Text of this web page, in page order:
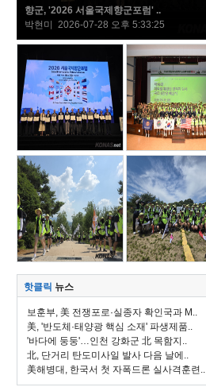
향군, '2026 서울국제향군포럼' ..
박현미 2026-07-28 오후 5:33:25
핫클릭 뉴스
보훈부, 美 전쟁포로·실종자 확인국과 M..
美, '반도체·태양광 핵심 소재' 파생제품..
'바다에 둥둥'…인천 강화군 北 목함지..
北, 단거리 탄도미사일 발사 다음 날에..
美해병대, 한국서 첫 자폭드론 실사격훈련..